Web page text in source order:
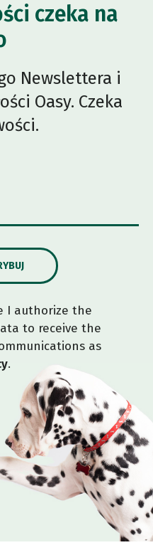
czeka na
Newslettera i
Oasy. Czeka
I authorize the
to receive the
as
.